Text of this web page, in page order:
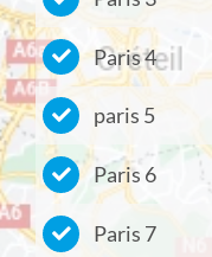
Paris 4
paris 5
Paris 6
Paris 7